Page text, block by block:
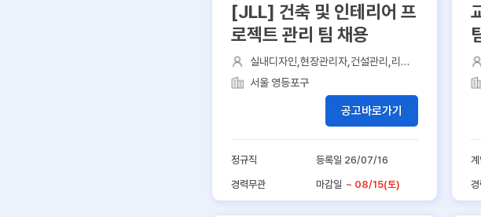
[JLL] 건축 및 인테리어 프
로젝트 관리 팀 채용
실내디자인,현장관리자,건설관리,리모
델링,인테리어공사
서울 영등포구
공고바로가기
정규직 등록일 26/07/16
경력무관 마감일 ~ 08/15(토)
계